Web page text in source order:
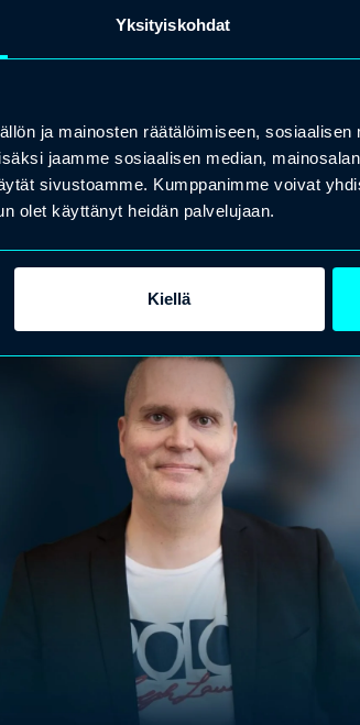
Yksityiskohdat
ja mainosten räätälöimiseen,
jaamme sosiaalisen median,
sivustoamme. Kumppanimme voivat
olet käyttänyt heidän palvelujaan.
Kiellä
ja sisäisen motivaation
opas auttaa ymmärtämään minäpystyvyyden,
motivaation ja vuorovaikutuksen merkitystä